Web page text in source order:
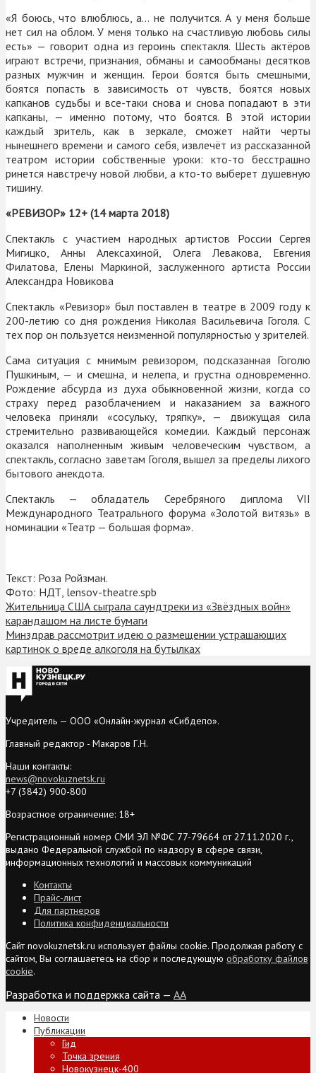
«Я боюсь, что влюблюсь, а… не получится. А у меня больше
нет сил на облом. У меня только на счастливую любовь силы
есть» — говорит одна из героинь спектакля. Шесть актёров
играют встречи, признания, обманы и самообманы десятков
разных мужчин и женщин. Герои боятся быть смешными,
боятся попасть в зависимость от чувств, боятся новых
капканов судьбы и все-таки снова и снова попадают в эти
капканы, — именно потому, что боятся. В этой истории
каждый зритель, как в зеркале, сможет найти черты
нынешнего времени и самого себя, извлечёт из рассказанной
театром истории собственные уроки: кто-то бесстрашно
ринется навстречу новой любви, а кто-то выберет душевную
тишину.
«РЕВИЗОР» 12+ (14 марта 2018)
Спектакль с участием народных артистов России Сергея
Мигицко, Анны Алексахиной, Олега Левакова, Евгения
Филатова, Елены Маркиной, заслуженного артиста России
Александра Новикова
Спектакль «Ревизор» был поставлен в театре в 2009 году к
200-летию со дня рождения Николая Васильевича Гоголя. С
тех пор он пользуется неизменной популярностью у зрителей.
Сама ситуация с мнимым ревизором, подсказанная Гоголю
Пушкиным, — и смешна, и нелепа, и грустна одновременно.
Рождение абсурда из духа обыкновенной жизни, когда со
страху перед разоблачением и наказанием за важного
человека приняли «сосульку, тряпку», — движущая сила
стремительно развивающейся комедии. Каждый персонаж
оказался наполненным живым человеческим чувством, а
спектакль, согласно заветам Гоголя, вышел за пределы лихого
бытового анекдота.
Спектакль — обладатель Серебряного диплома VII
Международного Театрального форума «Золотой витязь» в
номинации «Театр — большая форма».
Текст: Роза Ройзман.
Фото: НДТ, lensov-theatre.spb
Жительница США сыграла саундтреки из «Звёздных войн»
карандашом на листе бумаги
Минздрав рассмотрит идею о размещении устрашающих
картинок о вреде алкоголя на бутылках
Учредитель — ООО «Онлайн-журнал «Сибдепо».
Главный редактор - Макаров Г.Н.
Наши контакты:
news@novokuznetsk.ru
+7 (3842) 900-800
Возрастное ограничение: 18+
Регистрационный номер СМИ ЭЛ №ФС 77-79664 от 27.11.2020 г.,
выдано Федеральной службой по надзору в сфере связи,
информационных технологий и массовых коммуникаций
Контакты
Прайс-лист
Для партнеров
Политика конфиденциальности
Сайт novokuznetsk.ru использует файлы cookie. Продолжая работу с
сайтом, Вы соглашаетесь на сбор и последующую обработку файлов
cookie.
Разработка и поддержка сайта — AA
Новости
Публикации
Гид
Точка зрения
Новокузнецк-400